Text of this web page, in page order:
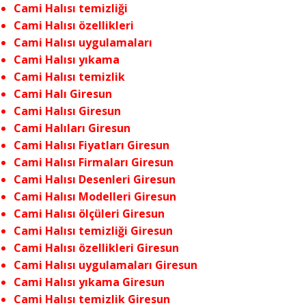
Cami Halısı temizliği
Cami Halısı özellikleri
Cami Halısı uygulamaları
Cami Halısı yıkama
Cami Halısı temizlik
Cami Halı Giresun
Cami Halısı Giresun
Cami Halıları Giresun
Cami Halısı Fiyatları Giresun
Cami Halısı Firmaları Giresun
Cami Halısı Desenleri Giresun
Cami Halısı Modelleri Giresun
Cami Halısı ölçüleri Giresun
Cami Halısı temizliği Giresun
Cami Halısı özellikleri Giresun
Cami Halısı uygulamaları Giresun
Cami Halısı yıkama Giresun
Cami Halısı temizlik Giresun